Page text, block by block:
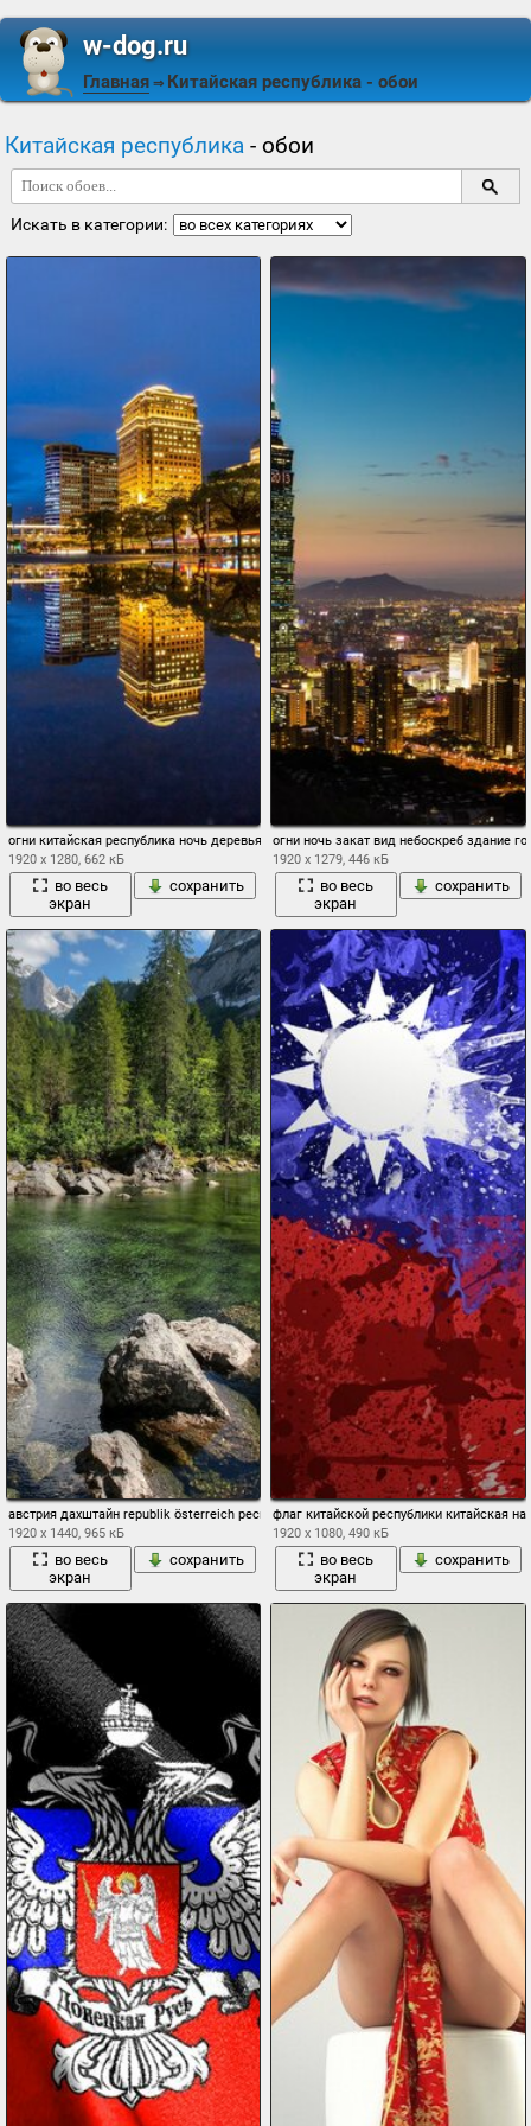
w-dog.ru
Главная ⇒ Китайская республика - обои
Китайская республика - обои
Искать в категории:
огни китайская республика ночь деревья небоскребы дорога город тайвань здание
1920 x 1280, 662 кБ
во весь
экран
сохранить
огни ночь закат вид небоскреб здание
1920 x 1279, 446 кБ
во весь
экран
сохранить
австрия дахштайн republik österreich республика austrija osztrák köztársaság
1920 x 1440, 965 кБ
во весь
экран
сохранить
флаг китайской республики китайская
1920 x 1080, 490 кБ
во весь
экран
сохранить